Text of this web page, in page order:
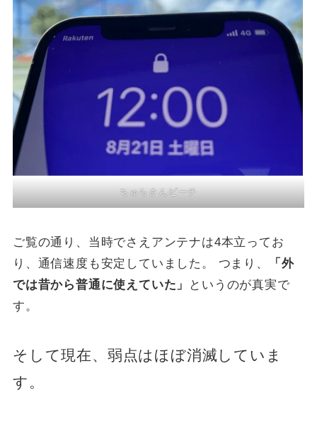
ちゅらさんビーチ
ご覧の通り、当時でさえアンテナは4本立ってお
り、通信速度も安定していました。 つまり、
「外
では昔から普通に使えていた」
というのが真実で
す。
そして現在、弱点はほぼ消滅していま
す。